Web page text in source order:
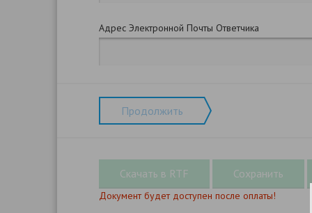
Адрес Электронной Почты Ответчика
Продолжить
Документ будет доступен после оплаты!